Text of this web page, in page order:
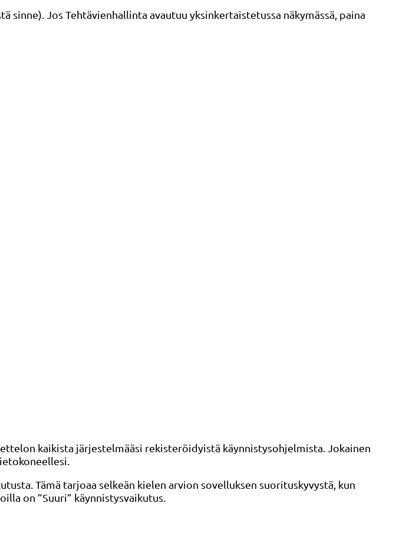
Jos Tehtävienhallinta avautuu yksinkertaistetussa näkymässä, paina
kaikista järjestelmääsi rekisteröidyistä käynnistysohjelmista. Jokainen
Tämä tarjoaa selkeän kielen arvion sovelluksen suorituskyvystä, kun
on ”Suuri” käynnistysvaikutus.